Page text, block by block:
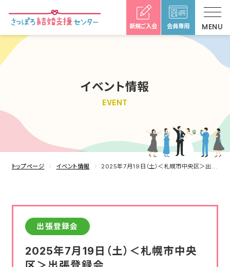
新規ご入会 会員専用
イベント情報
EVENT
トップページ イベント情報 2025年7月19日（土）＜札幌市中央区＞出張登録会
出張登録会
2025年7月19日（土）＜札幌市中央